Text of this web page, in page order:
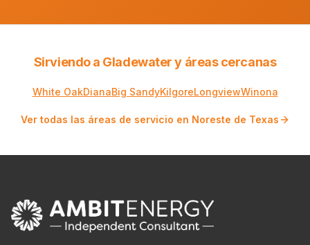
Sirviendo a Gladewater y áreas cercanas
White OakDianaBig SandyKilgoreLongviewWinona
Ver todas las áreas de servicio en Noreste de Texas